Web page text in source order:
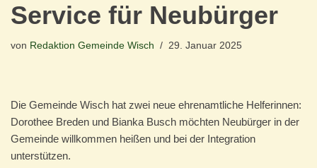
Service für Neubürger
von Redaktion Gemeinde Wisch 29. Januar 2025
Die Gemeinde Wisch hat zwei neue ehrenamtliche Helferinnen:
Dorothee Breden und Bianka Busch möchten Neubürger in der
Gemeinde willkommen heißen und bei der Integration
unterstützen.